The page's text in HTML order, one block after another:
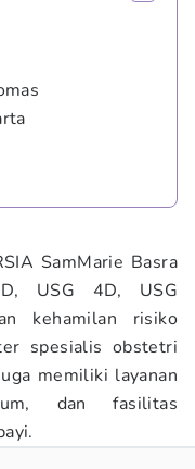
SamMarie Basra
USG 4D, USG
kehamilan risiko
spesialis obstetri
memiliki layanan
dan fasilitas